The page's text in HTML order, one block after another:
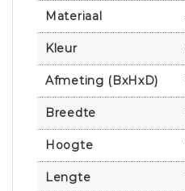
Materiaal
Kleur
Afmeting (BxHxD)
Breedte
Hoogte
Lengte